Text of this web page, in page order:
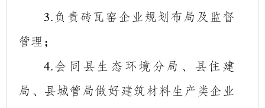
3. 负责砖瓦窑企业规划布局及监督
管理；
4.会同县生态环境分局、县住建
局、县城管局做好建筑材料生产类企业